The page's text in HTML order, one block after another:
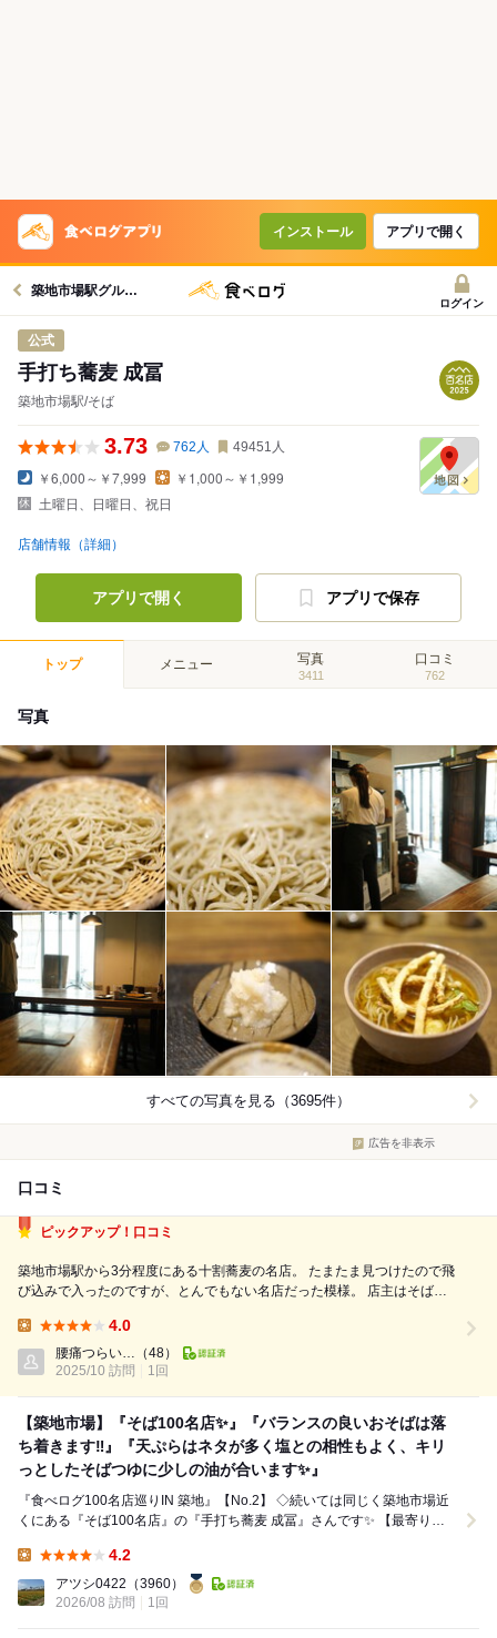
インストール アプリで開く
築地市場駅グルメへ
ログイン
公式
手打ち蕎麦 成冨
築地市場駅/そば
3.73 762 人 49451 人
￥6,000～￥7,999
￥1,000～￥1,999
土曜日、日曜日、祝日
店舗情報（詳細）
アプリで開く アプリで保存
トップ メニュー 写真
3411
口コミ
762
写真
すべての写真を見る（3695件）
広告を非表示
口コミ
ピックアップ！口コミ
築地市場駅から3分程度にある十割蕎麦の名店。 たまたま見つけたので飛
び込みで入ったのですが、とんでもない名店だった模様。 店主はそばを
と。 店内はモダンでアーティスティックな雰囲気。無駄がなくまさに機
能美という感じ。 天ぷらに...
4.0
腰痛つらい… （48）
2025/10 訪問
1回
【築地市場】『そば100名店✨』『バランスの良いおそばは落
ち着きます‼️』『天ぷらはネタが多く塩との相性もよく、キリ
っとしたそばつゆに少しの油が合います✨』
『食べログ100名店巡りIN 築地』【No.2】 ◇続いては同じく築地市場近
くにある『そば100名店』の『手打ち蕎麦 成冨』さんです✨ 【最寄り
4.2
アツシ0422 （3960）
2026/08 訪問
1回